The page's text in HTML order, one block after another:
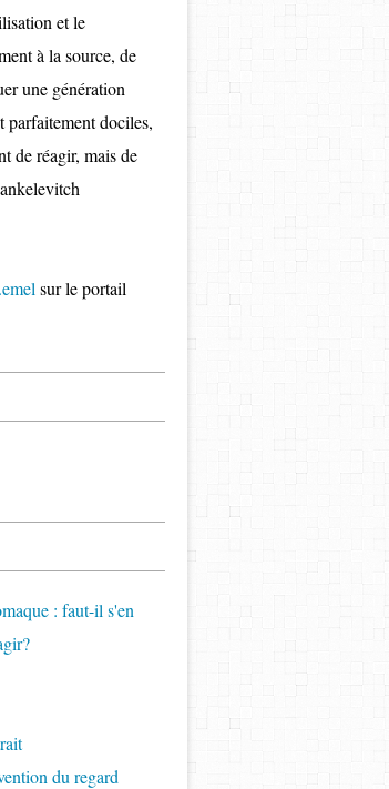
et le
à la source, de
une génération
parfaitement dociles,
de réagir, mais de
sur le portail
: faut-il s'en
du regard